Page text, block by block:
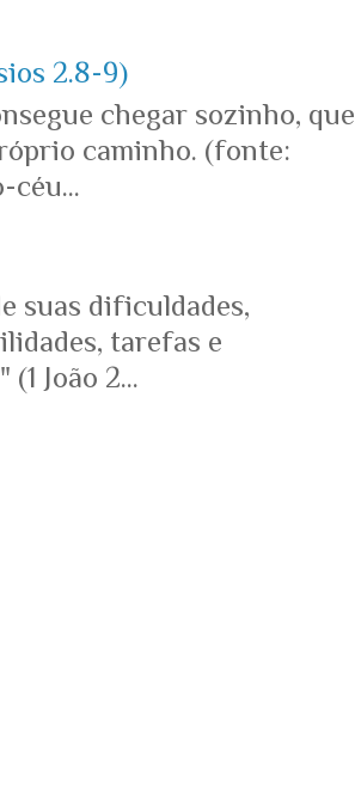
2.8-9)
chegar sozinho, que
caminho. (fonte:
céu...
suas dificuldades,
tarefas e
João 2...